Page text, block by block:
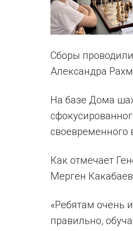
Сборы
Александра
На базе Дома
своевременного
Как отмечает
Мерген
«Ребятам очень
правильно,